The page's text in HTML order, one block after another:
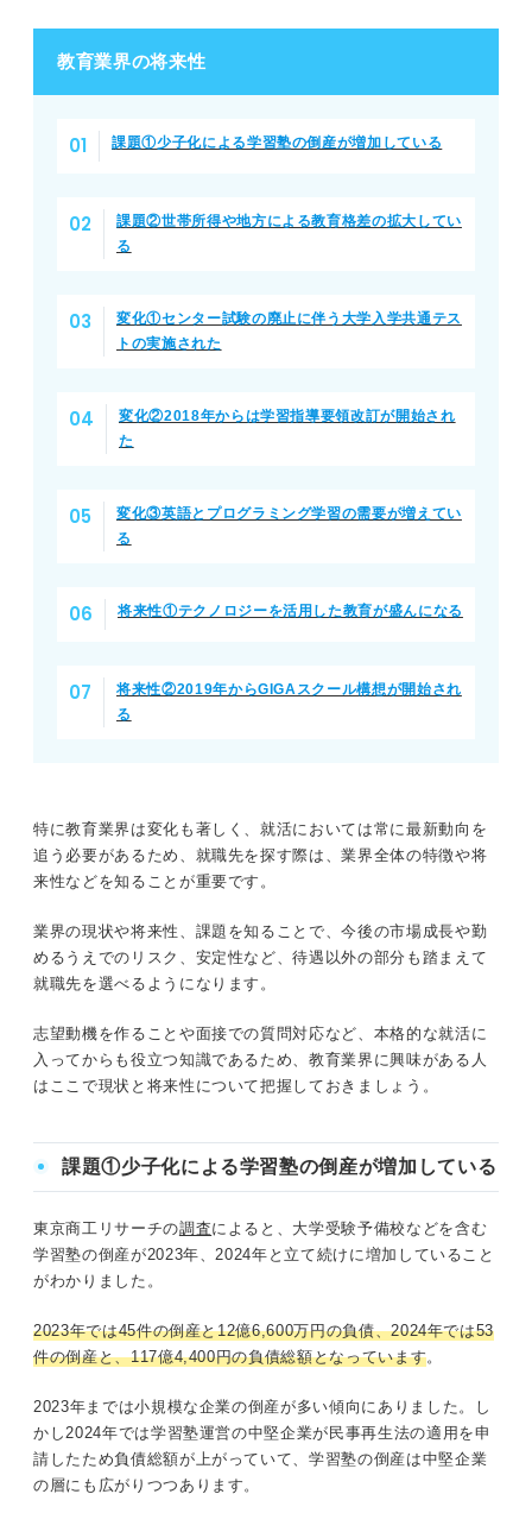
教育業界の将来性
課題①少子化による学習塾の倒産が増加している
課題②世帯所得や地方による教育格差の拡大してい
る
変化①センター試験の廃止に伴う大学入学共通テス
トの実施された
変化②2018年からは学習指導要領改訂が開始され
た
変化③英語とプログラミング学習の需要が増えてい
る
将来性①テクノロジーを活用した教育が盛んになる
将来性②2019年からGIGAスクール構想が開始され
る
特に教育業界は変化も著しく、就活においては常に最新動向を
追う必要があるため、就職先を探す際は、業界全体の特徴や将
来性などを知ることが重要です。
業界の現状や将来性、課題を知ることで、今後の市場成長や勤
めるうえでのリスク、安定性など、待遇以外の部分も踏まえて
就職先を選べるようになります。
志望動機を作ることや面接での質問対応など、本格的な就活に
入ってからも役立つ知識であるため、教育業界に興味がある人
はここで現状と将来性について把握しておきましょう。
課題①少子化による学習塾の倒産が増加している
東京商工リサーチの調査によると、大学受験予備校などを含む
学習塾の倒産が2023年、2024年と立て続けに増加していること
がわかりました。
2023年では45件の倒産と12億6,600万円の負債、2024年では53
件の倒産と、117億4,400円の負債総額となっています。
2023年までは小規模な企業の倒産が多い傾向にありました。し
かし2024年では学習塾運営の中堅企業が民事再生法の適用を申
請したため負債総額が上がっていて、学習塾の倒産は中堅企業
の層にも広がりつつあります。
子どもや学習にかかわる教育業界が自分に向いているか適
性を見極めよう